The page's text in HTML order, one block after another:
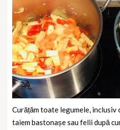
Curățăm toate legumele, inclusiv
taiem bastonașe sau felii după